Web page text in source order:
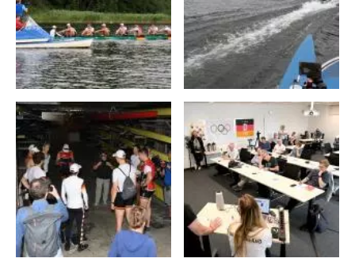
Max John Frederik Breuer
7 8